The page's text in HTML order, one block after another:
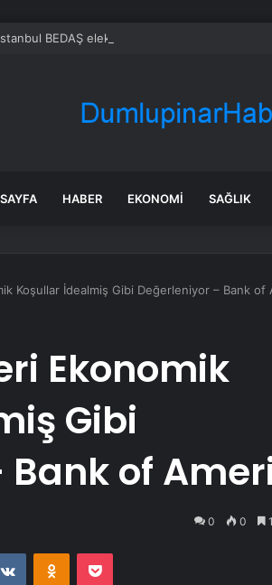
HABER EKONOMI SAĞLIK
Koşullar İdealmiş Gibi Değerleniyor – Bank of
Ekonomik
Gibi
of
0 0
VKontakteOdnoklassniki
Pocket